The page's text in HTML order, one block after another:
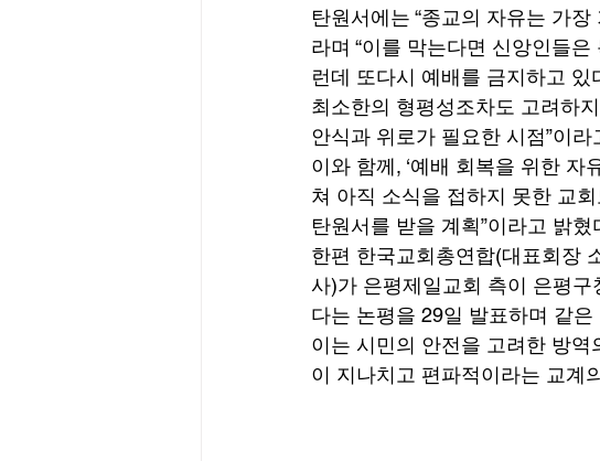
탄원서에는 “종교의 자유는 가
라며 “이를 막는다면 신앙인들
런데 또다시 예배를 금지하고 있
최소한의 형평성조차도 고려하
안식과 위로가 필요한 시점”이라
이와 함께, ‘예배 회복을 위한 자
쳐 아직 소식을 접하지 못한 교
탄원서를 받을 계획”이라고 밝혔
한편 한국교회총연합(대표회장
사)가 은평제일교회 측이 은평
다는 논평을 29일 발표하며 같
이는 시민의 안전을 고려한 방
이 지나치고 편파적이라는 교계